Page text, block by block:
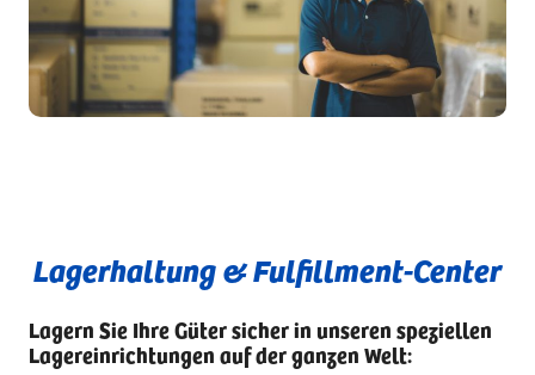
Lagerhaltung & Fulfillment-Center
Lagern Sie Ihre Güter sicher in unseren speziellen
Lagereinrichtungen auf der ganzen Welt: